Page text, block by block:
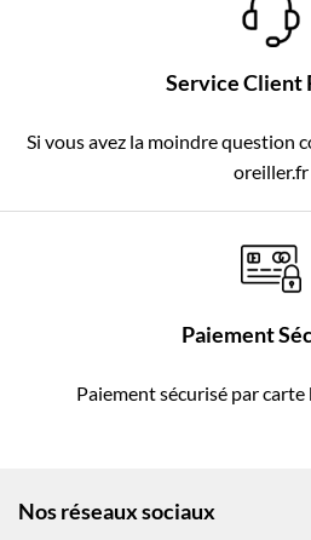
Service Client
Si vous avez la moindre question
oreiller.fr
Paiement
Paiement sécurisé par carte
Nos réseaux sociaux